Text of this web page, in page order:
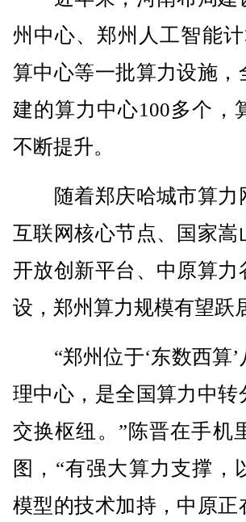
州中心、郑州人工智能
算中心等一批算力设施
建的算力中心100多个，
不断提升。
随着郑庆哈城市算力
互联网核心节点、国家
开放创新平台、中原算
设，郑州算力规模有望跃
“郑州位于‘东数西算’
理中心，是全国算力中
交换枢纽。”陈晋在手机
图，“有强大算力支撑，
模型的技术加持，中原